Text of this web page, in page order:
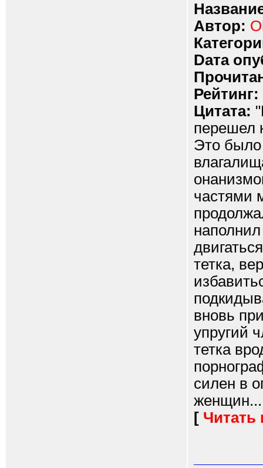
Автор:
Dата
Рейтинг:
Цитата:
перешел
Это было
частями
тетка,
вновь
упругий
тетка
силен в
[ Читать